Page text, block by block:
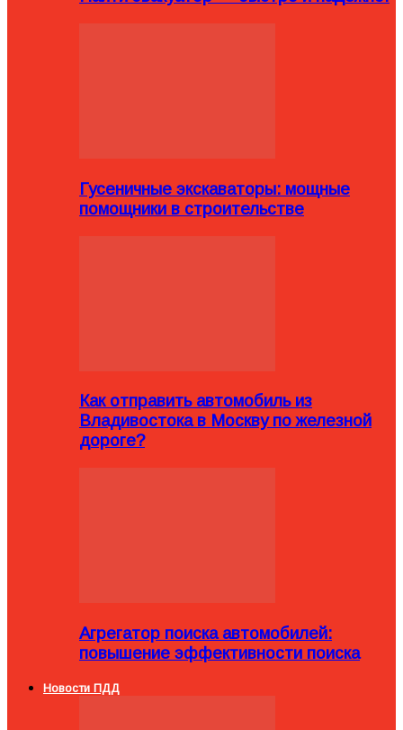
Гусеничные экскаваторы: мощные
помощники в строительстве
Как отправить автомобиль из
Владивостока в Москву по железной
дороге?
Агрегатор поиска автомобилей:
повышение эффективности поиска
Новости ПДД